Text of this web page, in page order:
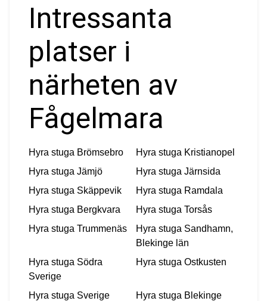
Intressanta
platser i
närheten av
Fågelmara
Hyra stuga Brömsebro Hyra stuga Kristianopel
Hyra stuga Jämjö Hyra stuga Järnsida
Hyra stuga Skäppevik Hyra stuga Ramdala
Hyra stuga Bergkvara Hyra stuga Torsås
Hyra stuga Trummenäs Hyra stuga Sandhamn,
Blekinge län
Hyra stuga Södra
Sverige
Hyra stuga Ostkusten
Hyra stuga Sverige Hyra stuga Blekinge